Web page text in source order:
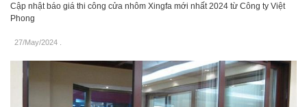
Cập nhật báo giá thi công cửa nhôm Xingfa mới nhất 2024 từ Công ty Việt
Phong
27/May/2024